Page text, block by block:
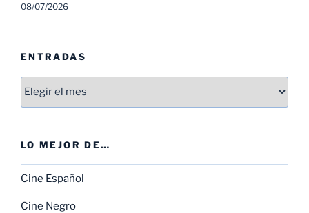
08/07/2026
ENTRADAS
Entradas
LO MEJOR DE…
Cine Español
Cine Negro